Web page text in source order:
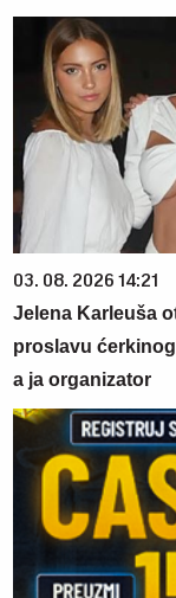
03. 08. 2026 14:21
Jelena Karleuša
proslavu
a ja organizator